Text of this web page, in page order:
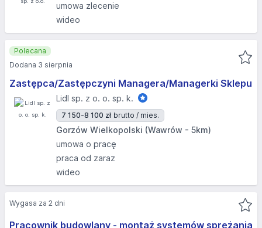
umowa zlecenie
wideo
Zastępca/Zastępczyni Managera/Managerki Sklepu
Lidl sp. z o. o. sp. k.
7 150-8 100 zł brutto / mies.
Gorzów Wielkopolski (Wawrów - 5km)
umowa o pracę
praca od zaraz
wideo
Polecana
Dodana 3 sierpnia
Pracownik budowlany - montaż systemów sprężania
Wygasa za 2 dni